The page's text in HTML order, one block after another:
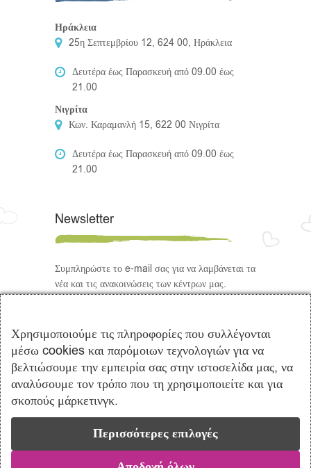
Ηράκλεια
25η Σεπτεμβρίου 12, 624 00, Ηράκλεια
Δευτέρα έως Παρασκευή από 09.00 έως
21.00
Νιγρίτα
Κων. Καραμανλή 15, 622 00 Νιγρίτα
Δευτέρα έως Παρασκευή από 09.00 έως
21.00
Newsletter
Συμπληρώστε το e-mail σας για να λαμβάνεται τα
νέα και τις ανακοινώσεις των κέντρων μας.
Copyright © 2021 Πρότυπα Κέντρα
Λογοθεραπείας Ενσυναίσθηση | Powered by
Vrisko.gr
Χρησιμοποιούμε τις πληροφορίες που συλλέγονται
μέσω cookies και παρόμοιων τεχνολογιών για να
βελτιώσουμε την εμπειρία σας στην ιστοσελίδα μας, να
αναλύσουμε τον τρόπο που τη χρησιμοποιείτε και για
σκοπούς μάρκετινγκ.
Περισσότερες επιλογές